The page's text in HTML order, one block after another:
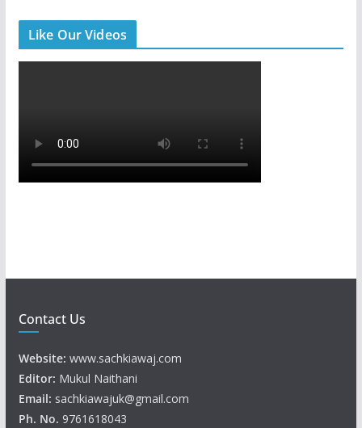
Like Our Videos
Contact Us
Website: www.sachkiawaj.com
Editor: Mukul Naithani
Email: sachkiawajuk@gmail.com
Ph. No. 9761618043